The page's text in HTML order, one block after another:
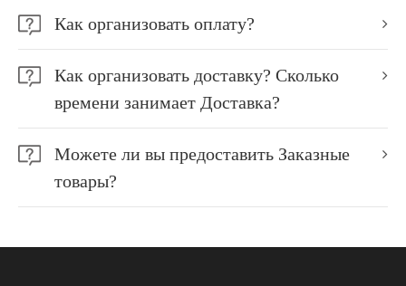
Как организовать оплату?
Как организовать доставку? Сколько
времени занимает Доставка?
Можете ли вы предоставить Заказные
товары?